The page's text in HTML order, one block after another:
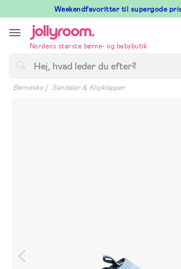
till
innehållet
Weekendfavoritter til supergode
Nordens største børne- og babybutik
Børnesko Sandaler & Klipklapper